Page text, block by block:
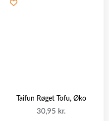
Taifun Røget Tofu, Øko
30,95 kr.